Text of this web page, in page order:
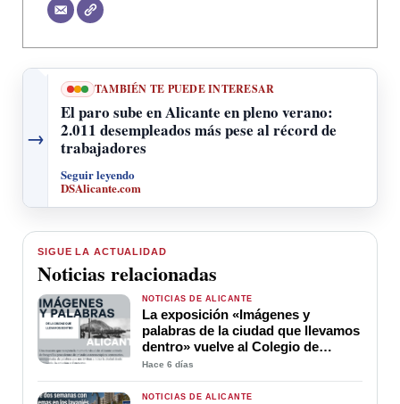
→
TAMBIÉN TE PUEDE INTERESAR
El paro sube en Alicante en pleno verano:
2.011 desempleados más pese al récord de
trabajadores
Seguir leyendo
DSAlicante.com
SIGUE LA ACTUALIDAD
Noticias relacionadas
NOTICIAS DE ALICANTE
La exposición «Imágenes y
palabras de la ciudad que llevamos
dentro» vuelve al Colegio de
Médicos de Alicante
Hace 6 días
NOTICIAS DE ALICANTE